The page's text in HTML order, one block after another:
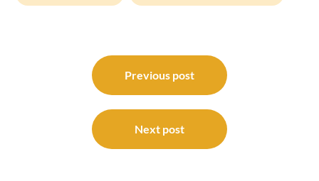
navigation
Previous post
Next post